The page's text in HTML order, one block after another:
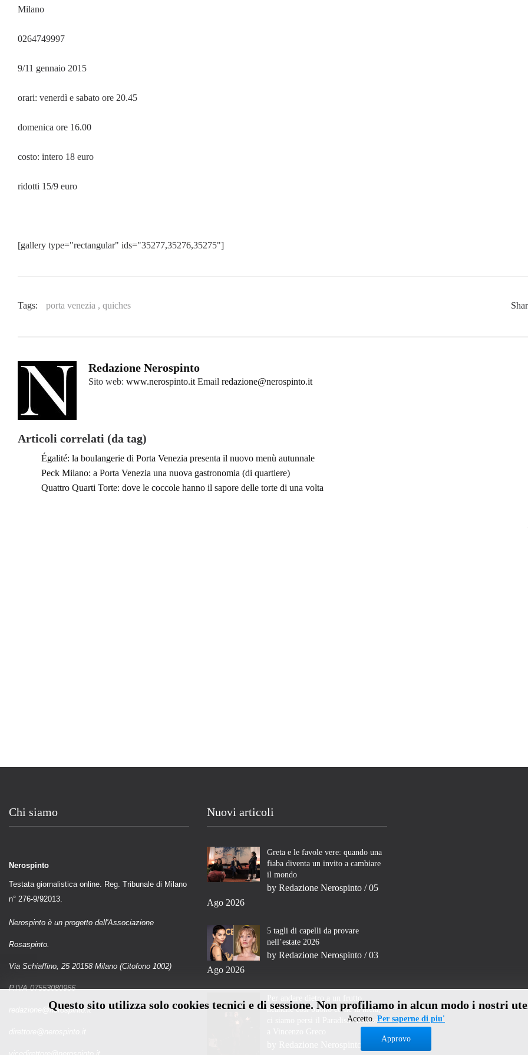
Questo sito utilizza solo cookies tecnici e di sessione. Non profiliamo in alcun modo i nostri
Accetto. Per saperne di piu'
Approvo
Milano
0264749997
9/11 gennaio 2015
orari: venerdì e sabato ore 20.45
domenica ore 16.00
costo: intero 18 euro
ridotti 15/9 euro
[gallery type="rectangular" ids="35277,35276,35275"]
Tags: porta venezia , quiches
Redazione Nerospinto
Sito web: www.nerospinto.it Email redazione@nerospinto.it
Articoli correlati (da tag)
Égalité: la boulangerie di Porta Venezia presenta il nuovo menù autunnale
Peck Milano: a Porta Venezia una nuova gastronomia (di quartiere)
Quattro Quarti Torte: dove le coccole hanno il sapore delle torte di una volta
Chi siamo
Nerospinto
Testata giornalistica online. Reg. Tribunale di Milano
n° 276-9/92013.
Nerospinto è un progetto dell'Associazione
Rosaspinto.
Via Schiaffino, 25 20158 Milano (Citofono 1002)
P.IVA 07553080966
redazione@nerospinto.it
Nuovi articoli
Greta e le favole vere: quando una
fiaba diventa un invito a cambiare
il mondo
by Redazione Nerospinto / 05
Ago 2026
5 tagli di capelli da provare
nell’estate 2026
by Redazione Nerospinto / 03
Ago 2026
neanche così buono come la mela,
ci siamo persi il Paradiso- Intervista